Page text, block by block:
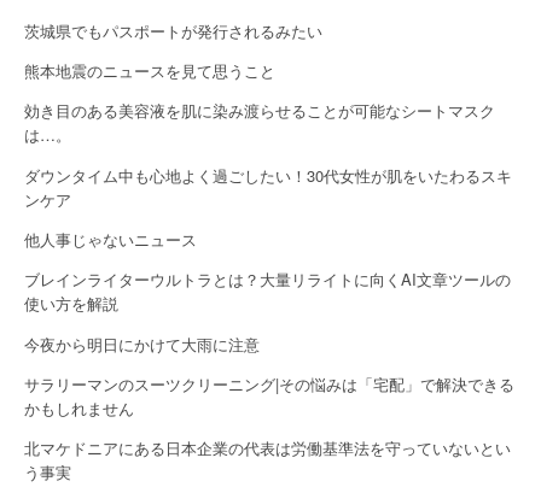
g
a
t
i
o
n
茨城県でもパスポートが発行されるみたい
熊本地震のニュースを見て思うこと
効き目のある美容液を肌に染み渡らせることが可能なシートマスク
は…。
ダウンタイム中も心地よく過ごしたい！30代女性が肌をいたわるスキ
ンケア
他人事じゃないニュース
ブレインライターウルトラとは？大量リライトに向くAI文章ツールの
使い方を解説
今夜から明日にかけて大雨に注意
サラリーマンのスーツクリーニング|その悩みは「宅配」で解決できる
かもしれません
北マケドニアにある日本企業の代表は労働基準法を守っていないとい
う事実